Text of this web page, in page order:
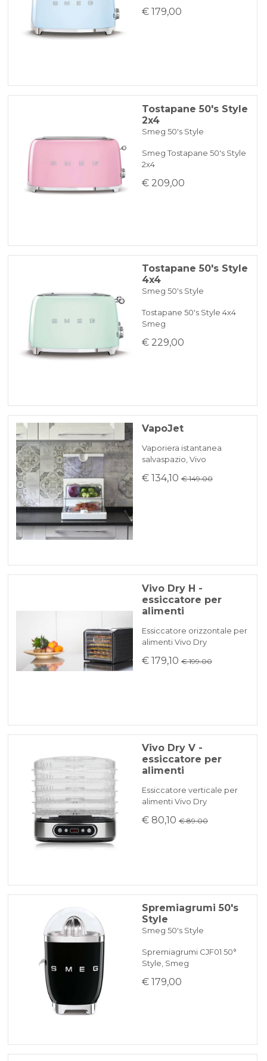
€ 179,00
Tostapane 50's Style
2x4
Smeg 50's Style
Smeg Tostapane 50's Style
2x4
€ 209,00
Tostapane 50's Style
4x4
Smeg 50's Style
Tostapane 50's Style 4x4
Smeg
€ 229,00
VapoJet
Vaporiera istantanea
salvaspazio, Vivo
€ 134,10 € 149.00
Vivo Dry H -
essiccatore per
alimenti
Essiccatore orizzontale per
alimenti Vivo Dry
€ 179,10 € 199.00
Vivo Dry V -
essiccatore per
alimenti
Essiccatore verticale per
alimenti Vivo Dry
€ 80,10 € 89.00
Spremiagrumi 50's
Style
Smeg 50's Style
Spremiagrumi CJF01 50°
Style, Smeg
€ 179,00